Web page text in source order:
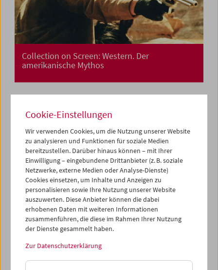
Collection on Screen: Western. Der
amerikanische Mythos
Collection on Screen: Lav Diaz – Teil 1
Cookie-Einstellungen
Wir verwenden Cookies, um die Nutzung unserer Website
zu analysieren und Funktionen für soziale Medien
bereitzustellen. Darüber hinaus können – mit Ihrer
Einwilligung – eingebundene Drittanbieter (z. B. soziale
Netzwerke, externe Medien oder Analyse-Dienste)
Cookies einsetzen, um Inhalte und Anzeigen zu
personalisieren sowie Ihre Nutzung unserer Website
auszuwerten. Diese Anbieter können die dabei
erhobenen Daten mit weiteren Informationen
zusammenführen, die diese im Rahmen Ihrer Nutzung
der Dienste gesammelt haben.
Zur Datenschutzerklärung